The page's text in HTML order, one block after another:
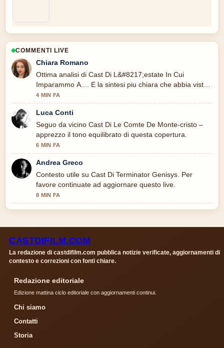
COMMENTI LIVE
Chiara Romano
Ottima analisi di Cast Di L&#8217;estate In Cui
Imparammo A.... E la sintesi piu chiara che abbia visto
oggi.
4 MIN FA
Luca Conti
Seguo da vicino Cast Di Le Comte De Monte-cristo –
apprezzo il tono equilibrato di questa copertura.
6 MIN FA
Andrea Greco
Contesto utile su Cast Di Terminator Genisys. Per
favore continuate ad aggiornare questo live.
8 MIN FA
CASTDIFILM.COM
La redazione di castdifilm.com pubblica notizie verificate, aggiornamenti di
contesto e correzioni con fonti chiare.
Redazione editoriale
Edizione mattina ciclo editoriale con aggiornamenti continui.
Chi siamo
Contatti
Storia